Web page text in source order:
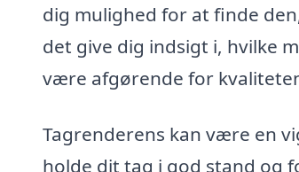
dig mulighed for at finde
det give dig indsigt i, hvilke
være afgørende for
Tagrenderens kan være en
holde dit tag i god stand og